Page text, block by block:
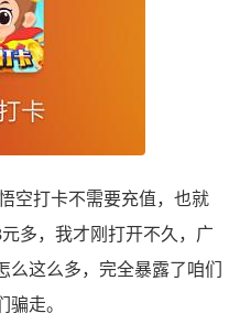
空打卡不需要充值，也就
多，我才刚打开不久，广
这么多，完全暴露了咱们
走。